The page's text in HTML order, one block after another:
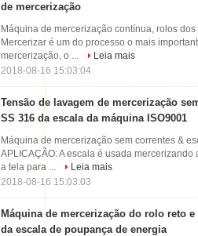
de mercerização
Máquina de mercerização contínua, rolos
Mercerizar é um do processo o mais
mercerização, o ...
Leia mais
2018-08-16 15:03:04
Tensão de lavagem de mercerização
SS 316 da escala da máquina ISO9001
Máquina de mercerização sem correntes &
APLICAÇÃO: A escala é usada
a tela para ...
Leia mais
2018-08-16 15:03:03
Máquina de mercerização do rolo reto
da escala de poupança de energia